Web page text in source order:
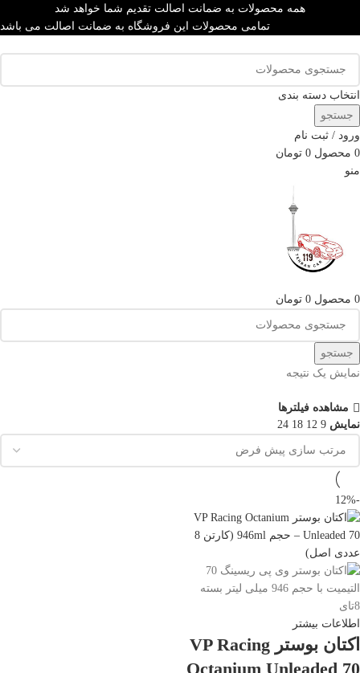
همه محصولات به ضمانت اصالت تقدیم شما خواهد شد
تمامی محصولات این فروشگاه به ضمانت اصالت می باشد
انتخاب دسته بندی
جستجو
ورود / ثبت نام
0 محصول 0 تومان
منو
0 محصول 0 تومان
جستجو
نمایش یک نتیجه
مشاهده فیلترها
نمایش 9
12
18
24
-12%
اطلاعات بیشتر
اکتان بوستر VP Racing
Octanium Unleaded 70